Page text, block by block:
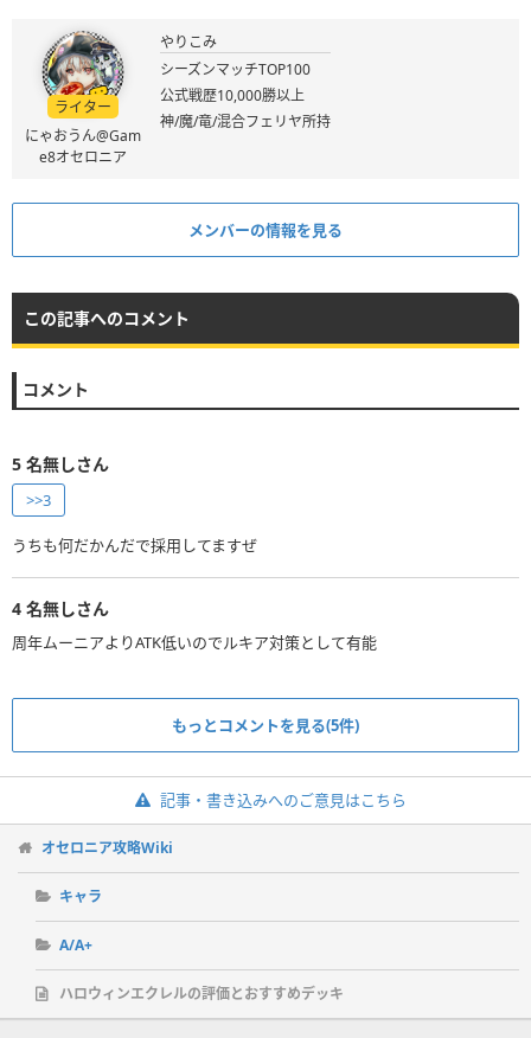
ライター
にゃおうん@Gam
e8オセロニア
やりこみ
シーズンマッチTOP100
公式戦歴10,000勝以上
神/魔/竜/混合フェリヤ所持
メンバーの情報を見る
この記事へのコメント
コメント
5 名無しさん
>>3
うちも何だかんだで採用してますぜ
4 名無しさん
周年ムーニアよりATK低いのでルキア対策として有能
もっとコメントを見る(5件)
記事・書き込みへのご意見はこちら
オセロニア攻略Wiki
キャラ
A/A+
ハロウィンエクレルの評価とおすすめデッキ